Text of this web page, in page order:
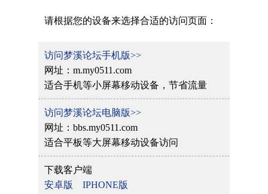
请根据您的设备来选择合适的访问页面：
访问梦溪论坛手机版>>
网址：m.my0511.com
适合手机等小屏幕移动设备，节省流量
访问梦溪论坛电脑版>>
网址：bbs.my0511.com
适合平板等大屏幕移动设备访问
下载客户端
安卓版
IPHONE版